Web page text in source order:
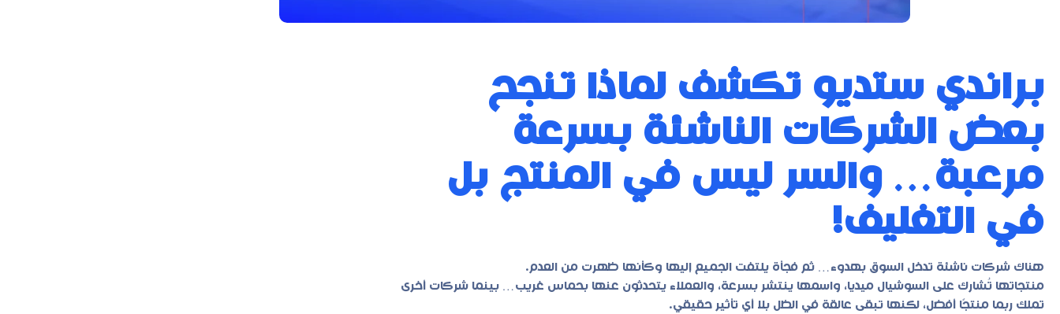
براندي ستديو تكشف لماذا تنجح
بعض الشركات الناشئة بسرعة
مرعبة… والسر ليس في المنتج بل
في التغليف!
هناك شركات ناشئة تدخل السوق بهدوء… ثم فجأة يلتفت الجميع إليها وكأنها ظهرت من العدم.
منتجاتها تُشارك على السوشيال ميديا، واسمها ينتشر بسرعة، والعملاء يتحدثون عنها بحماس غريب… بينما شركات أخرى
تملك ربما منتجًا أفضل، لكنها تبقى عالقة في الظل بلا أي تأثير حقيقي.